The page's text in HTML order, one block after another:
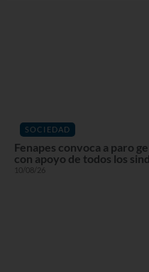
SOCIEDAD
Fenapes convoca a paro
con apoyo de todos los
10/08/26